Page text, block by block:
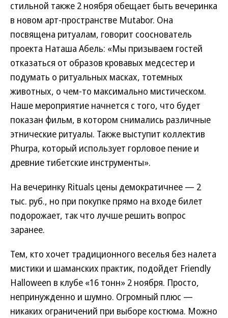
стильной также 2 ноября обещает быть вечеринка
в новом арт-пространстве Mutabor. Она
посвящена ритуалам, говорит сооснователь
проекта Наташа Абель: «Мы призываем гостей
отказаться от образов кровавых медсестер и
подумать о ритуальных масках, тотемных
животных, о чем-то максимально мистическом.
Наше мероприятие начнется с того, что будет
показан фильм, в котором снимались различные
этнические ритуалы. Также выступит коллектив
Phurpa, который использует горловое пение и
древние тибетские инструменты».
На вечеринку Rituals цены демократичнее — 2
тыс. руб., но при покупке прямо на входе билет
подорожает, так что лучше решить вопрос
заранее.
Тем, кто хочет традиционного веселья без налета
мистики и шаманских практик, подойдет Friendly
Halloween в клубе «16 тонн» 2 ноября. Просто,
непринужденно и шумно. Огромный плюс —
никаких ограничений при выборе костюма. Можно